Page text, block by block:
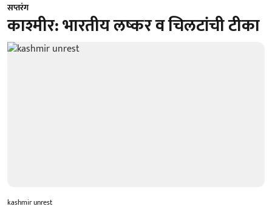
सप्तरंग
काश्‍मीर: भारतीय लष्कर व चिलटांची टीका
kashmir unrest